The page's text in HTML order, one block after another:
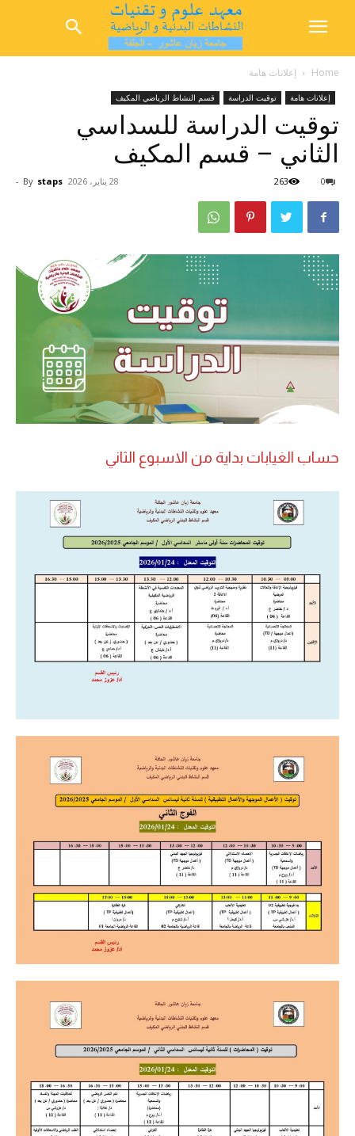
Home إعلانات هامة
إعلانات هامة توقيت الدراسة قسم النشاط الرياضي المكيف
توقيت الدراسة للسداسي
الثاني – قسم المكيف
By staps
- 28 يناير، 2026 0
263
حساب الغيابات بداية من الاسبوع الثاني